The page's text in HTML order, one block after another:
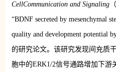
CellCommunication and Signaling
“BDNF secreted by mesenchymal
quality and development potential
的研究论文。该研究发现间充质
胞中的ERK1/2信号通路增加下游